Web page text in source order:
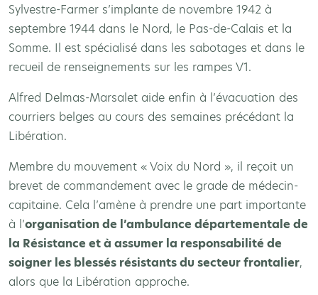
Sylvestre-Farmer s’implante de novembre 1942 à
septembre 1944 dans le Nord, le Pas-de-Calais et la
Somme. Il est spécialisé dans les sabotages et dans le
recueil de renseignements sur les rampes V1.
Alfred Delmas-Marsalet aide enfin à l’évacuation des
courriers belges au cours des semaines précédant la
Libération.
Membre du mouvement « Voix du Nord », il reçoit un
brevet de commandement avec le grade de médecin-
capitaine. Cela l’amène à prendre une part importante
à l’organisation de l’ambulance départementale de
la Résistance et à assumer la responsabilité de
soigner les blessés résistants du secteur frontalier,
alors que la Libération approche.